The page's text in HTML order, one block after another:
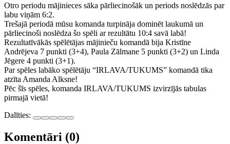
Otro periodu mājinieces sāka pārliecinošāk un periods noslēdzās par
labu viņām 6:2.
Trešajā periodā mūsu komanda turpināja dominēt laukumā un
pārliecinoši noslēdza šo spēli ar rezultātu 10:4 savā labā!
Rezultatīvākās spēlētājas mājinieču komandā bija Kristīne
Andrējeva 7 punkti (3+4), Paula Zālmane 5 punkti (3+2) un Linda
Jēgere 4 punkti (3+1).
Par spēles labāko spēlētāju “IRLAVA/TUKUMS” komandā tika
atzīta Amanda Alksne!
Pēc šīs spēles, komanda IRLAVA/TUKUMS izvirzījās tabulas
pirmajā vietā!
Dalīties:
Komentāri (0)